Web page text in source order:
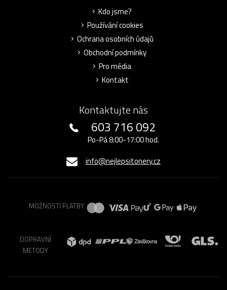
Kdo jsme?
Používání cookies
Ochrana osobních údajů
Obchodní podmínky
Pro média
Kontakt
Kontaktujte nás
603 716 092
Po-Pá 8:00-17:00 hod.
info@nejlepsitonery.cz
MOŽNOSTI PLATBY
DOPRAVNÍ
METODY